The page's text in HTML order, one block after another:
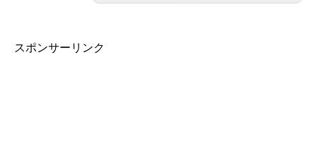
スポンサーリンク